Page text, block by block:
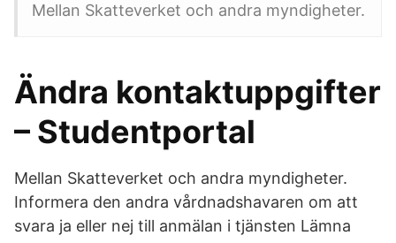
Mellan Skatteverket och andra myndigheter.
Ändra kontaktuppgifter
– Studentportal
Mellan Skatteverket och andra myndigheter.
Informera den andra vårdnadshavaren om att
svara ja eller nej till anmälan i tjänsten Lämna